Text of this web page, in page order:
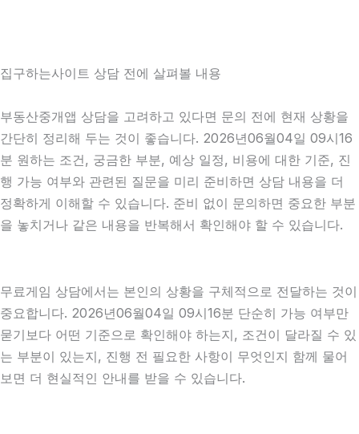
집구하는사이트 상담 전에 살펴볼 내용
부동산중개앱 상담을 고려하고 있다면 문의 전에 현재 상황을
간단히 정리해 두는 것이 좋습니다. 2026년06월04일 09시16
분 원하는 조건, 궁금한 부분, 예상 일정, 비용에 대한 기준, 진
행 가능 여부와 관련된 질문을 미리 준비하면 상담 내용을 더
정확하게 이해할 수 있습니다. 준비 없이 문의하면 중요한 부분
을 놓치거나 같은 내용을 반복해서 확인해야 할 수 있습니다.
무료게임 상담에서는 본인의 상황을 구체적으로 전달하는 것이
중요합니다. 2026년06월04일 09시16분 단순히 가능 여부만
묻기보다 어떤 기준으로 확인해야 하는지, 조건이 달라질 수 있
는 부분이 있는지, 진행 전 필요한 사항이 무엇인지 함께 물어
보면 더 현실적인 안내를 받을 수 있습니다.